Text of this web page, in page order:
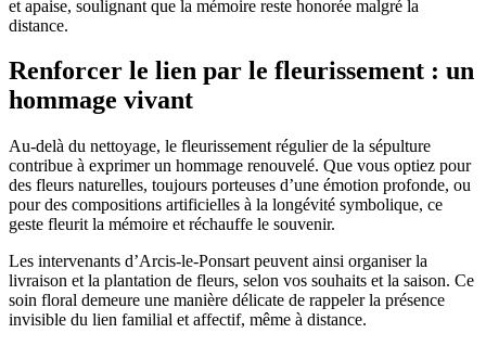
et apaise, soulignant que la mémoire reste honorée malgré la
distance.
Renforcer le lien par le fleurissement : un
hommage vivant
Au-delà du nettoyage, le fleurissement régulier de la sépulture
contribue à exprimer un hommage renouvelé. Que vous optiez pour
des fleurs naturelles, toujours porteuses d’une émotion profonde, ou
pour des compositions artificielles à la longévité symbolique, ce
geste fleurit la mémoire et réchauffe le souvenir.
Les intervenants d’Arcis-le-Ponsart peuvent ainsi organiser la
livraison et la plantation de fleurs, selon vos souhaits et la saison. Ce
soin floral demeure une manière délicate de rappeler la présence
invisible du lien familial et affectif, même à distance.